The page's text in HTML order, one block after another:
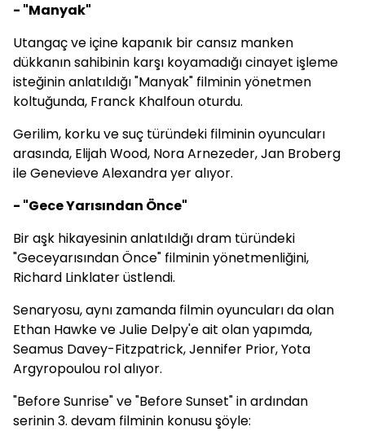
- "Manyak"
Utangaç ve içine kapanık bir cansız manken
dükkanın sahibinin karşı koyamadığı cinayet işleme
isteğinin anlatıldığı "Manyak" filminin yönetmen
koltuğunda, Franck Khalfoun oturdu.
Gerilim, korku ve suç türündeki filminin oyuncuları
arasında, Elijah Wood, Nora Arnezeder, Jan Broberg
ile Genevieve Alexandra yer alıyor.
- "Gece Yarısından Önce"
Bir aşk hikayesinin anlatıldığı dram türündeki
"Geceyarısından Önce" filminin yönetmenliğini,
Richard Linklater üstlendi.
Senaryosu, aynı zamanda filmin oyuncuları da olan
Ethan Hawke ve Julie Delpy'e ait olan yapımda,
Seamus Davey-Fitzpatrick, Jennifer Prior, Yota
Argyropoulou rol alıyor.
"Before Sunrise" ve "Before Sunset" in ardından
serinin 3. devam filminin konusu şöyle: